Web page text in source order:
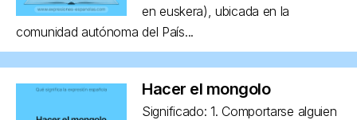
en euskera), ubicada en la
comunidad autónoma del País...
Hacer el mongolo
Significado: 1. Comportarse alguien